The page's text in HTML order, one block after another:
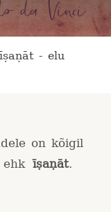
- elu
on kõigil
ehkīṣaṇāt.